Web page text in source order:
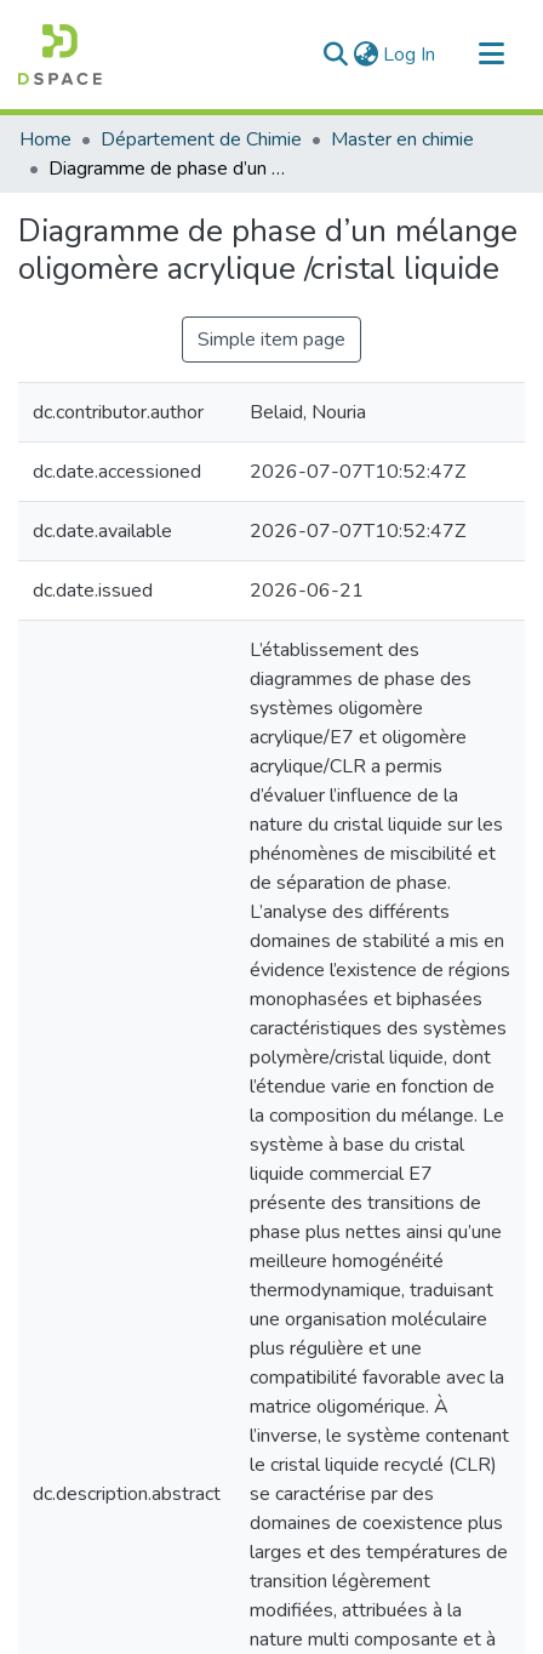
Log In (current)
Communities & Collections
All of DSpace
Home Département de Chimie
Master en chimie
Diagramme de phase d’un mélange oligomère acrylique /cristal liquide
Diagramme de phase d’un mélange
oligomère acrylique /cristal liquide
Simple item page
dc.contributor.author Belaid, Nouria
dc.date.accessioned 2026-07-07T10:52:47Z
dc.date.available 2026-07-07T10:52:47Z
dc.date.issued 2026-06-21
dc.description.abstract
L’établissement des
diagrammes de phase des
systèmes oligomère
acrylique/E7 et oligomère
acrylique/CLR a permis
d’évaluer l’influence de la
nature du cristal liquide sur les
phénomènes de miscibilité et
de séparation de phase.
L’analyse des différents
domaines de stabilité a mis en
évidence l’existence de régions
monophasées et biphasées
caractéristiques des systèmes
polymère/cristal liquide, dont
l’étendue varie en fonction de
la composition du mélange. Le
système à base du cristal
liquide commercial E7
présente des transitions de
phase plus nettes ainsi qu’une
meilleure homogénéité
thermodynamique, traduisant
une organisation moléculaire
plus régulière et une
compatibilité favorable avec la
matrice oligomérique. À
l’inverse, le système contenant
le cristal liquide recyclé (CLR)
se caractérise par des
domaines de coexistence plus
larges et des températures de
transition légèrement
modifiées, attribuées à la
nature multi composante et à